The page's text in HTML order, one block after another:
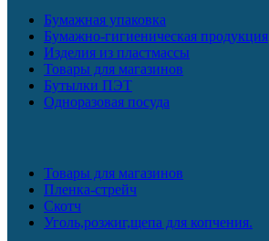
Бумажная упаковка
Бумажно-гигиеническая продукция
Изделия из пластмассы
Товары для магазинов
Бутылки ПЭТ
Одноразовая посуда
Товары для магазинов
Пленка-стрейч
Скотч
Уголь,розжиг,щепа для копчения.